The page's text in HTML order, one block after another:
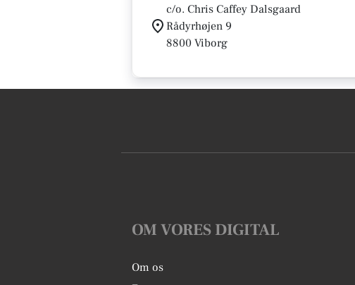
c/o. Chris Caffey Dalsgaard
Rådyrhøjen 9
8800 Viborg
OM VORES DIGITAL
Om os